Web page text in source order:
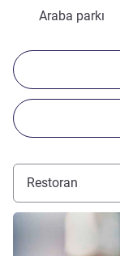
Araba parkı
Restoran
Ayrıntıları göster